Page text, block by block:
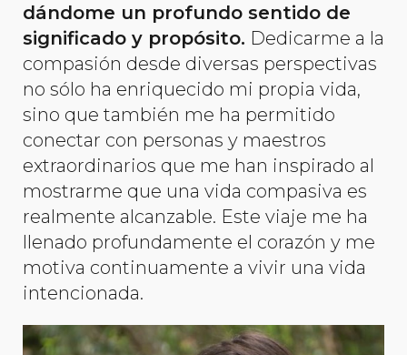
dándome un profundo sentido de
significado y propósito. Dedicarme a la
compasión desde diversas perspectivas
no sólo ha enriquecido mi propia vida,
sino que también me ha permitido
conectar con personas y maestros
extraordinarios que me han inspirado al
mostrarme que una vida compasiva es
realmente alcanzable. Este viaje me ha
llenado profundamente el corazón y me
motiva continuamente a vivir una vida
intencionada.